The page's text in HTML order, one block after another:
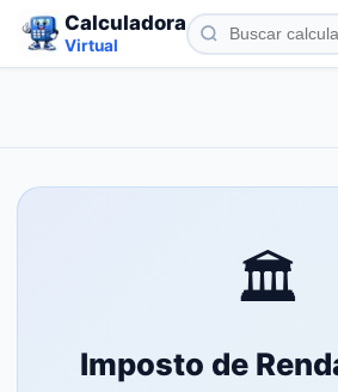
Calculadora
Virtual
🏛️
Imposto de